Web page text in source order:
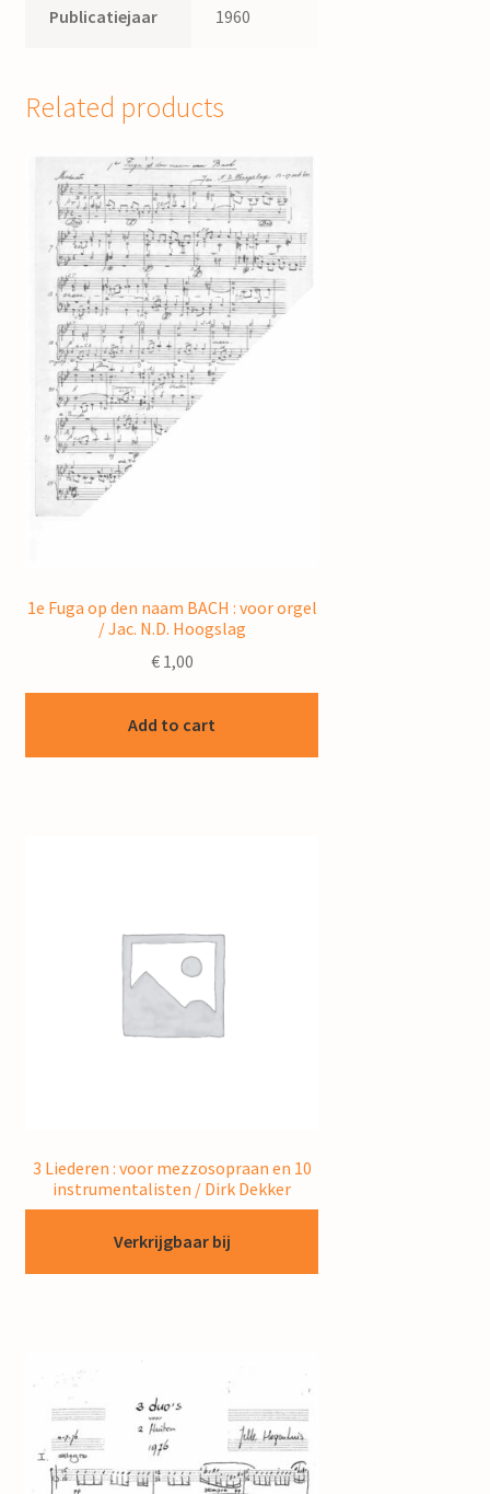
Publicatiejaar 1960
Related products
1e Fuga op den naam BACH : voor orgel
/ Jac. N.D. Hoogslag
€1,00
Add to cart
3 Liederen : voor mezzosopraan en 10
instrumentalisten / Dirk Dekker
Verkrijgbaar bij